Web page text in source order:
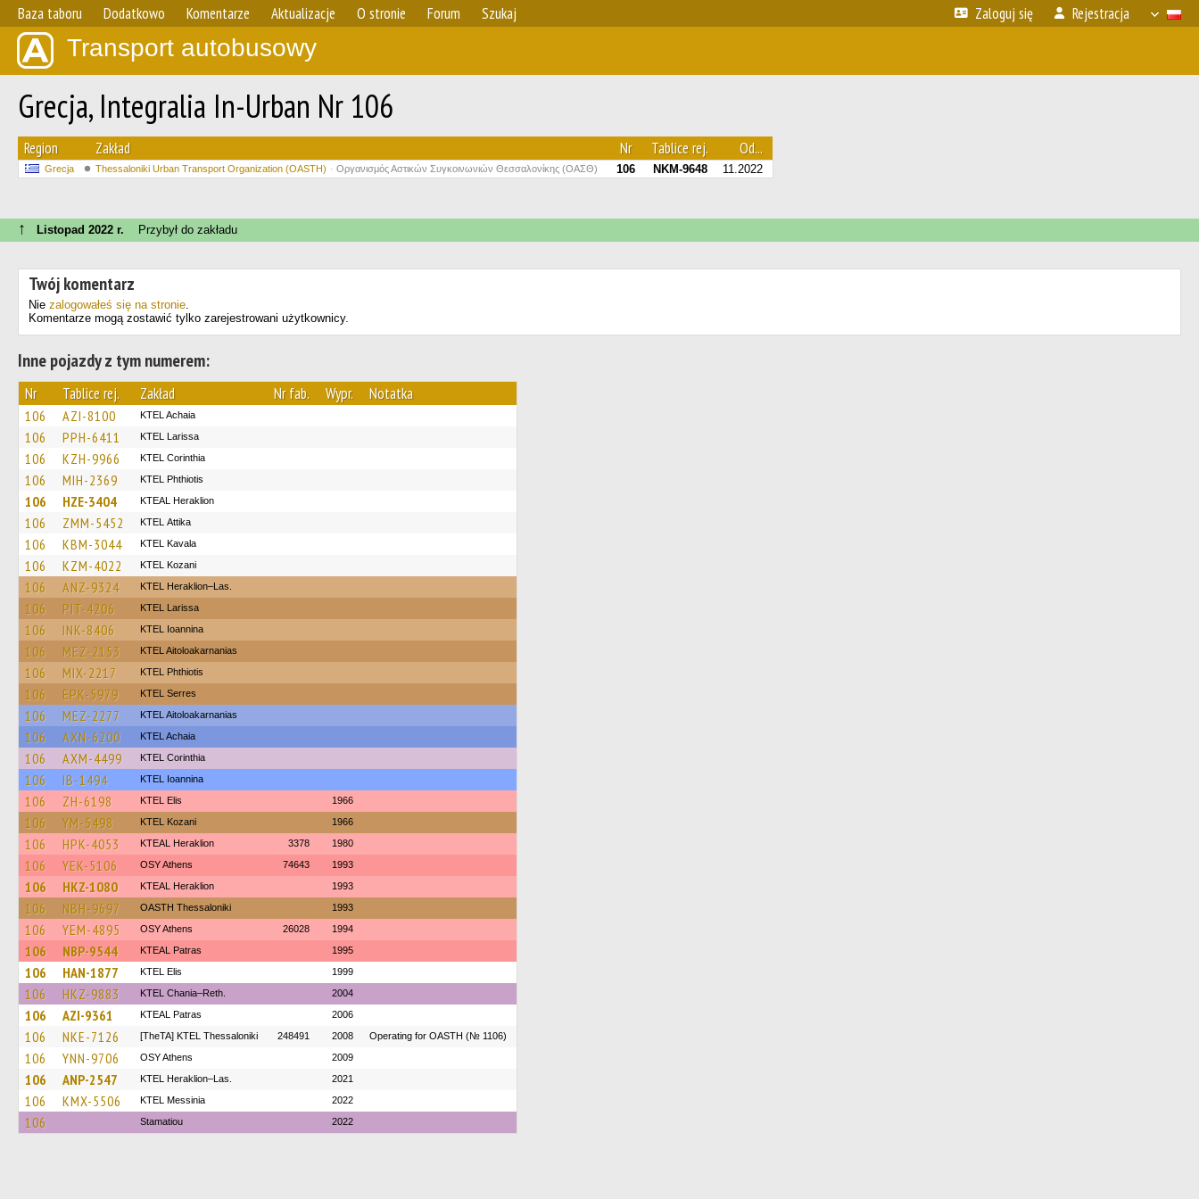
Baza taboru Dodatkowo Komentarze Aktualizacje O stronie Forum Szukaj Zaloguj się Rejestracja
Transport autobusowy
Grecja, Integralia In-Urban Nr 106
Region Zakład Nr Tablice rej. Od...
Grecja Thessaloniki Urban Transport Organization (OASTH) Οργανισμός Αστικών Συγκοινωνιών Θεσσαλονίκης (ΟΑΣΘ) 106 NKM-9648 11.2022
↑ Listopad 2022 r. Przybył do zakładu
Twój komentarz
Nie zalogowałeś się na stronie.
Komentarze mogą zostawić tylko zarejestrowani użytkownicy.
Inne pojazdy z tym numerem:
Nr Tablice rej. Zakład Nr fab. Wypr. Notatka
106 AZI-8100 KTEL Achaia
106 PPH-6411 KTEL Larissa
106 KZH-9966 KTEL Corinthia
106 MIH-2369 ΚΤΕL Phthiotis
106 HZE-3404 KTEAL Heraklion
106 ZMM-5452 KΤΕL Αttika
106 KBM-3044 KTEL Kavala
106 KZM-4022 ΚΤΕL Kozani
106 ANZ-9324 KTEL Heraklion–Las.
106 PIT-4206 KTEL Larissa
106 INK-8406 KTEL Ioannina
106 MEZ-2153 KTEL Aitoloakarnanias
106 MIX-2217 ΚΤΕL Phthiotis
106 EPK-5979 KTEL Serres
106 MEZ-2277 KTEL Aitoloakarnanias
106 AXN-6200 KTEL Achaia
106 AXM-4499 KTEL Corinthia
106 IB-1494 KTEL Ioannina
106 ZH-6198 KTEL Elis 1966
106 YM-5498 ΚΤΕL Kozani 1966
106 HPK-4053 KTEAL Heraklion 3378 1980
106 YEK-5106 OSY Athens 74643 1993
106 HKZ-1080 KTEAL Heraklion 1993
106 NBH-9697 OASTH Thessaloniki 1993
106 YEM-4895 OSY Athens 26028 1994
106 NBP-9544 KTEAL Patras 1995
106 HAN-1877 KTEL Elis 1999
106 HKZ-9883 KTEL Chania–Reth. 2004
106 AZI-9361 KTEAL Patras 2006
106 NKE-7126 [TheTA] KTEL Thessaloniki 248491 2008 Operating for OASTH (№ 1106)
106 YNN-9706 OSY Athens 2009
106 ANP-2547 KTEL Heraklion–Las. 2021
106 KMX-5506 KTEL Messinia 2022
106 Stamatiou 2022